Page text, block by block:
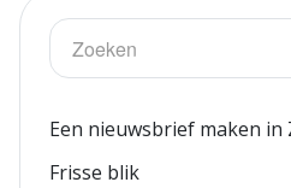
Een nieuwsbrief maken in
Frisse blik